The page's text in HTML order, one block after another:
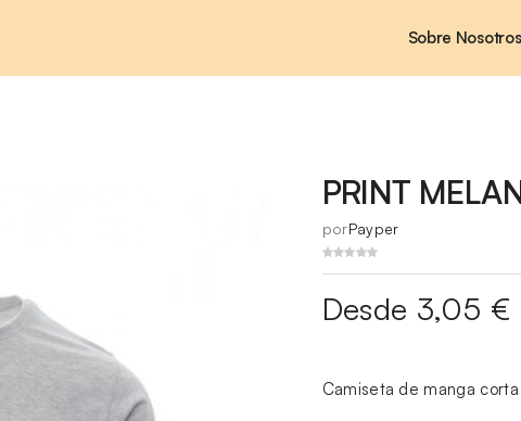
Sobre Nosotros
PRINT
porPayper
Desde 3,05 €
Camiseta de manga